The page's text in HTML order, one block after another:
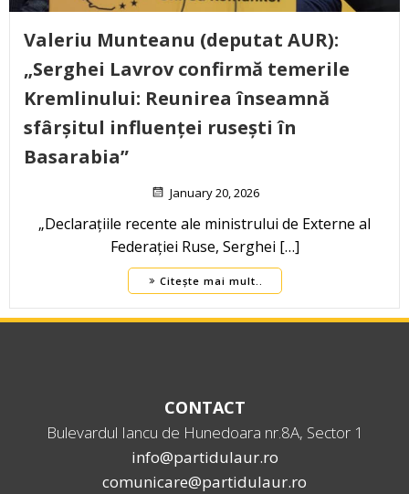
Valeriu Munteanu (deputat AUR):
„Serghei Lavrov confirmă temerile
Kremlinului: Reunirea înseamnă
sfârșitul influenței rusești în
Basarabia”
January 20, 2026
„Declarațiile recente ale ministrului de Externe al
Federației Ruse, Serghei […]
Citește mai mult..
CONTACT
Bulevardul Iancu de Hunedoara nr.8A, Sector 1
info@partidulaur.ro
comunicare@partidulaur.ro